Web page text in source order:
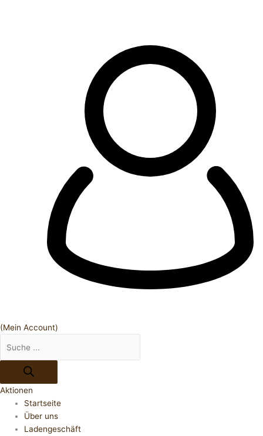
(Mein Account)
Aktionen
Startseite
Über uns
Ladengeschäft